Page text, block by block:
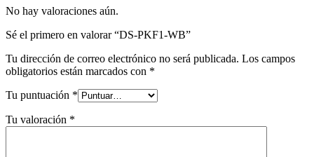
No hay valoraciones aún.
Sé el primero en valorar “DS-PKF1-WB”
Tu dirección de correo electrónico no será publicada. Los campos
obligatorios están marcados con *
Tu puntuación *
Tu valoración *